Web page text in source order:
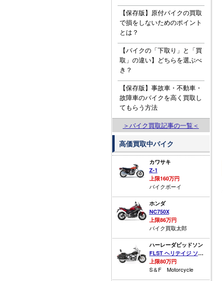
【保存版】原付バイクの買取
で損をしないためのポイント
とは？
【バイクの「下取り」と「買
取」の違い】どちらを選ぶべ
き？
【保存版】事故車・不動車・
故障車のバイクを高く買取し
てもらう方法
＞バイク買取記事の一覧＜
高価買取中バイク
カワサキ
Z-1
上限160万円
バイクボーイ
ホンダ
NC750X
上限86万円
バイク買取太郎
ハーレーダビッドソン
FLST ヘリテイジ ソフテイル
上限80万円
S＆F Motorcycle